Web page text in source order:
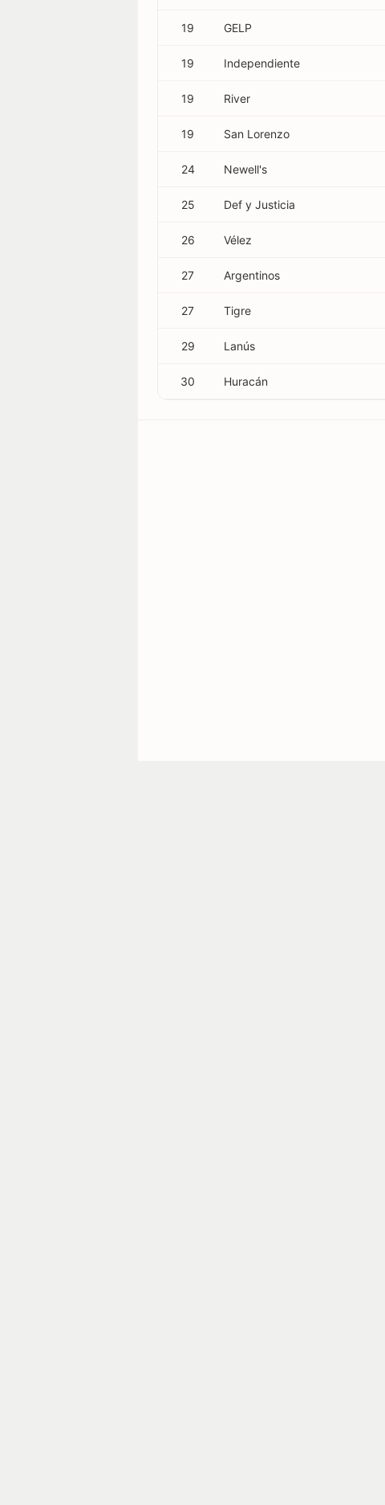
19 GELP
19 Independiente
19 River
19 San Lorenzo
24 Newell's
25 Def y Justicia
26 Vélez
27 Argentinos
27 Tigre
29 Lanús
30 Huracán